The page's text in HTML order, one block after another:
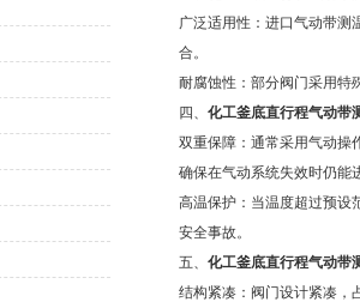
广泛适用性：进口气动带测
合。
耐腐蚀性：部分阀门采用特
四、 化工釜底直行程气动带
双重保障：通常采用气动操
确保在气动系统失效时仍能
高温保护：当温度超过预设
安全事故。
五、 化工釜底直行程气动带
结构紧凑：阀门设计紧凑，